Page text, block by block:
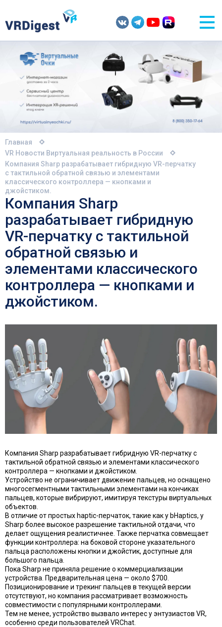
Главная
VR Новости Виртуальная реальность в России
Компания Sharp разрабатывает гибридную VR-перчатку
с тактильной обратной связью и элементами
классического контроллера — кнопками и
джойстиком.
Компания Sharp
разрабатывает гибридную
VR-перчатку с тактильной
обратной связью и
элементами классического
контроллера — кнопками и
джойстиком.
Компания Sharp разрабатывает гибридную VR-перчатку с
тактильной обратной связью и элементами классического
контроллера — кнопками и джойстиком.
Устройство не ограничивает движение пальцев, но оснащено
многосегментными тактильными элементами на кончиках
пальцев, которые вибрируют, имитируя текстуры виртуальных
объектов.
В отличие от простых haptic-перчаток, такие как у bHaptics, у
Sharp более высокое разрешение тактильной отдачи, что
делает ощущения реалистичнее. Также перчатка совмещает
функции контроллера: на боковой стороне указательного
пальца расположены кнопки и джойстик, доступные для
большого пальца.
Пока Sharp не приняла решение о коммерциализации
устройства. Предварительная цена — около $700.
Позиционирование и трекинг пальцев в текущей версии
отсутствуют, но компания рассматривает возможность
совместимости с популярными контроллерами.
Тем не менее, устройство вызвало интерес у энтузиастов VR,
особенно среди пользователей VRChat.